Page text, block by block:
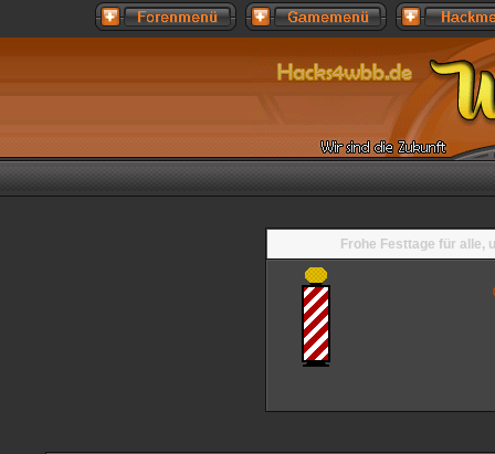
Frohe Festtage für alle,